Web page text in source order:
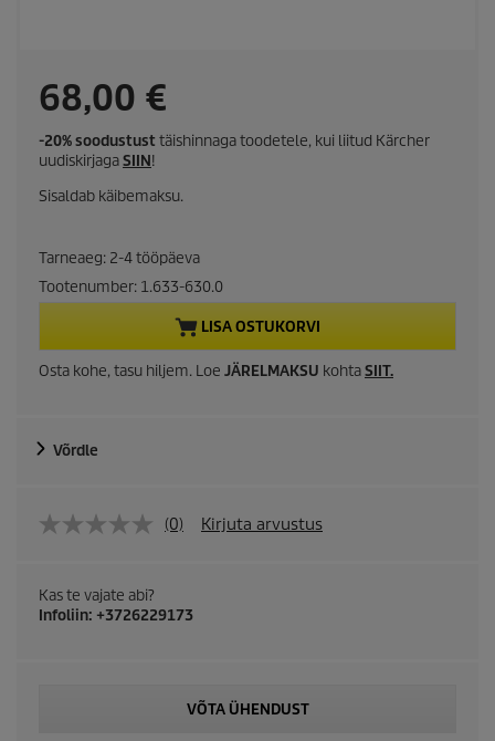
C
u
r
e
n
t
r
o
u
68,00 €
-20% soodustust täishinnaga toodetele, kui liitud Kärcher
uudiskirjagaSIIN!
Sisaldab käibemaksu.
Tarneaeg: 2-4 tööpäeva
Tootenumber: 1.633-630.0
LISA OSTUKORVI
Osta kohe, tasu hiljem. Loe JÄRELMAKSU kohtaSIIT.
Võrdle
(0) Kirjuta arvustus
Kas te vajate abi?
Infoliin: +3726229173
VÕTA ÜHENDUST